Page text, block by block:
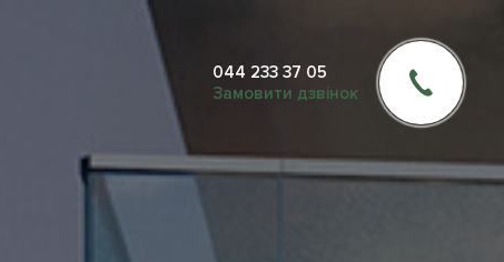
044 233 37 05
Замовити дзвiнок